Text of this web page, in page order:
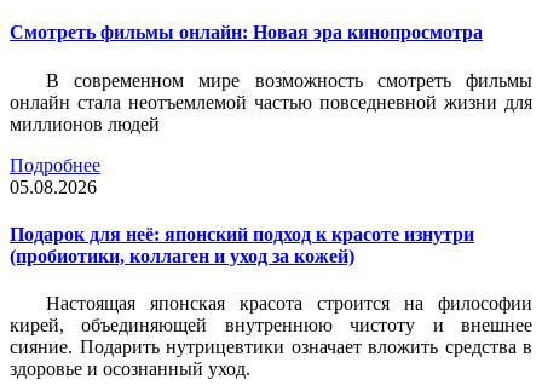
Смотреть фильмы онлайн: Новая эра кинопросмотра
В современном мире возможность смотреть фильмы
онлайн стала неотъемлемой частью повседневной жизни для
миллионов людей
Подробнее
05.08.2026
Подарок для неё: японский подход к красоте изнутри
(пробиотики, коллаген и уход за кожей)
Настоящая японская красота строится на философии
кирей, объединяющей внутреннюю чистоту и внешнее
сияние. Подарить нутрицевтики означает вложить средства в
здоровье и осознанный уход.